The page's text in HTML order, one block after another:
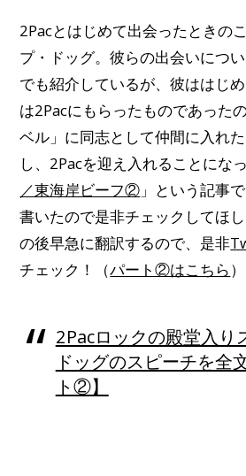
2Pacとはじめて出会ったときの
プ・ドッグ。彼らの出会いにつ
でも紹介しているが、彼ははじ
は2Pacにもらったものであった
ベル」に同志として仲間に入れ
し、2Pacを迎え入れることにな
／東海岸ビーフ② 」という記事
書いたので是非チェックしてほ
の後早急に翻訳するので、是非
チェック！（パート②はこちら）
2Pacロックの殿堂入り
ドッグのスピーチを全
ト②】